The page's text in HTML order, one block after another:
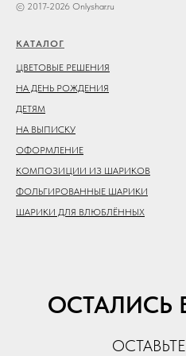
© 2017-2026 Onlyshar.ru
КАТАЛОГ
ЦВЕТОВЫЕ РЕШЕНИЯ
НА ДЕНЬ РОЖДЕНИЯ
ДЕТЯМ
НА ВЫПИСКУ
ОФОРМЛЕНИЕ
КОМПОЗИЦИИ ИЗ ШАРИКОВ
ФОЛЬГИРОВАННЫЕ ШАРИКИ
ШАРИКИ ДЛЯ ВЛЮБЛЁННЫХ
ОСТАЛИСЬ